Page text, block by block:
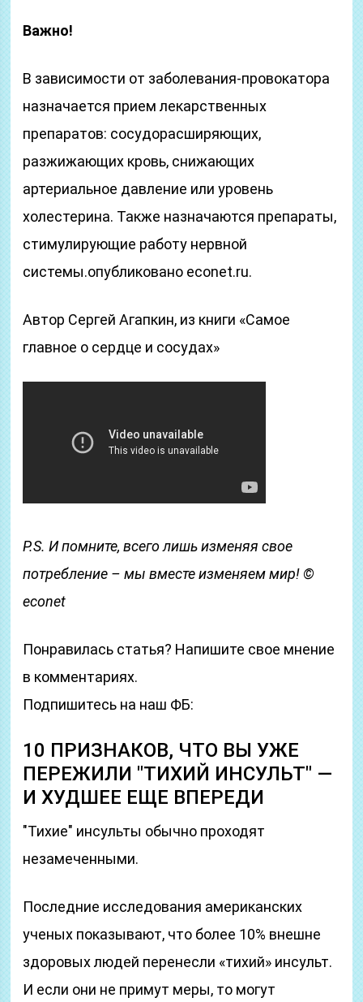
Важно!
В зависимости от заболевания-провокатора
назначается прием лекарственных
препаратов: сосудорасширяющих,
разжижающих кровь, снижающих
артериальное давление или уровень
холестерина. Также назначаются препараты,
стимулирующие работу нервной
системы.опубликовано econet.ru.
Автор Сергей Агапкин, из книги «Самое
главное о сердце и сосудах»
P.S. И помните, всего лишь изменяя свое
потребление – мы вместе изменяем мир! ©
econet
Понравилась статья? Напишите свое мнение
в комментариях.
Подпишитесь на наш ФБ:
10 ПРИЗНАКОВ, ЧТО ВЫ УЖЕ
ПЕРЕЖИЛИ ″ТИХИЙ ИНСУЛЬТ″ —
И ХУДШЕЕ ЕЩЕ ВПЕРЕДИ
″Тихие″ инсульты обычно проходят
незамеченными.
Последние исследования американских
ученых показывают, что более 10% внешне
здоровых людей перенесли «тихий» инсульт.
И если они не примут меры, то могут